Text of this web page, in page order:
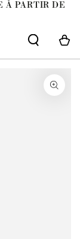
À PARTIR DE
Panier